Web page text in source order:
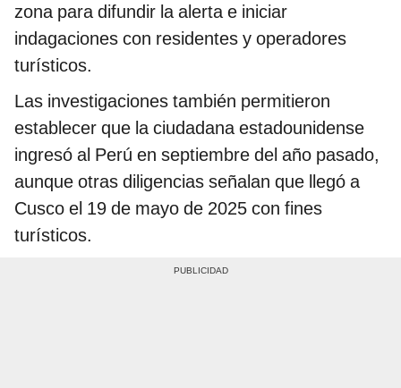
zona para difundir la alerta e iniciar
indagaciones con residentes y operadores
turísticos.
Las investigaciones también permitieron
establecer que la ciudadana estadounidense
ingresó al Perú en septiembre del año pasado,
aunque otras diligencias señalan que llegó a
Cusco el 19 de mayo de 2025 con fines
turísticos.